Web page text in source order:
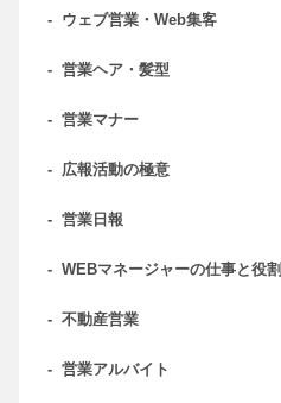
- ウェブ営業・Web集客
- 営業ヘア・髪型
- 営業マナー
- 広報活動の極意
- 営業日報
- WEBマネージャーの仕事と役割
- 不動産営業
- 営業アルバイト